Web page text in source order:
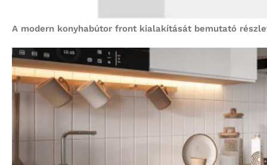
A modern konyhabútor front kialakítását bemutató